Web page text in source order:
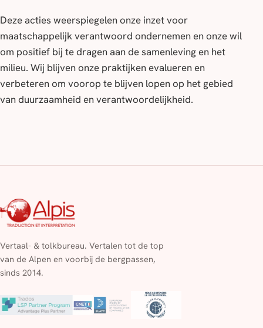
Deze acties weerspiegelen onze inzet voor
maatschappelijk verantwoord ondernemen en onze wil
om positief bij te dragen aan de samenleving en het
milieu. Wij blijven onze praktijken evalueren en
verbeteren om voorop te blijven lopen op het gebied
van duurzaamheid en verantwoordelijkheid.
Vertaal- & tolkbureau. Vertalen tot de top
van de Alpen en voorbij de bergpassen,
sinds 2014.